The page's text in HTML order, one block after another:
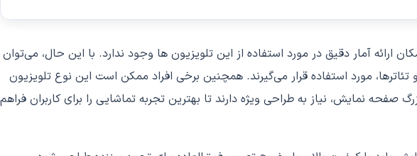
های موجود، امکان ارائه آمار دقیق در مورد استفاده از این تلویزیون ها وجود ندارد. با این حال، می‌توان
مثل سالن‌های کنفرانس و تئاترها، مورد استفاده قرار می‌گیرند. همچنین برخی افراد ممکن است این نوع تلویزیون
های اجتماعی خود انتخاب کنند. تلویزیون‌های 100 اینچ، به دلیل اندازه بزرگ صفحه نمایش، نیاز به طراحی ویژه دارند تا بهترین تجربه تماشایی را برای کاربران فراهم